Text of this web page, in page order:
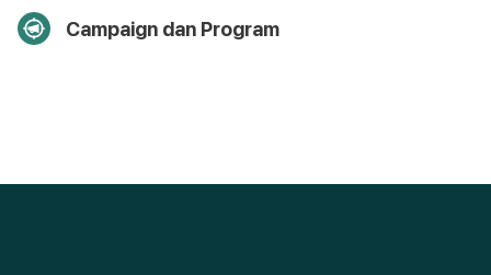
Campaign dan Program